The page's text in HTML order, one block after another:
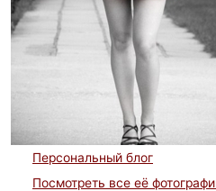
Персональный блог
Посмотреть все её